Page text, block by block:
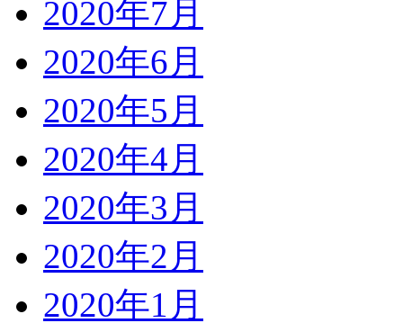
2020年7月
2020年6月
2020年5月
2020年4月
2020年3月
2020年2月
2020年1月